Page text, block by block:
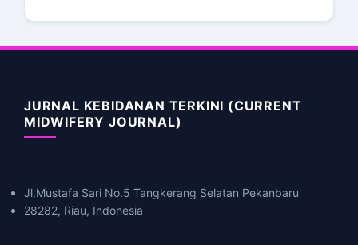
JURNAL KEBIDANAN TERKINI (CURRENT
MIDWIFERY JOURNAL)
Jl.Mustafa Sari No.5 Tangkerang Selatan Pekanbaru
28282, Riau, Indonesia